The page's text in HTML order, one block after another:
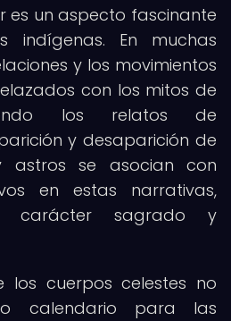
es un aspecto fascinante
indígenas. En muchas
y los movimientos
con los mitos de
los relatos de
y desaparición de
astros se asocian con
en estas narrativas,
carácter sagrado y
los cuerpos celestes no
calendario para las